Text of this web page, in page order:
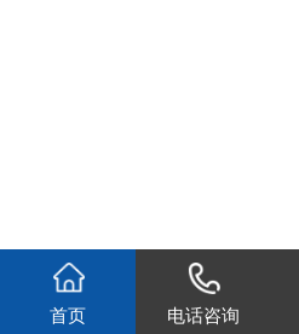
首页 电话咨询